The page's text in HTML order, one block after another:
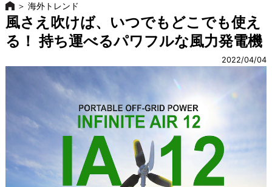
＞ 海外トレンド
風さえ吹けば、いつでもどこでも使え
る！ 持ち運べるパワフルな風力発電機
2022/04/04